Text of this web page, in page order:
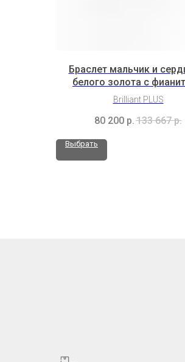
Браслет мальчик и
белого золота с
(3H3B8K2)
Brilliant PLUS
80 200 р. 133 667 р.
Выбрать